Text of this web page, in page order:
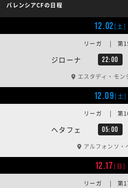
バレンシアCFの日程
12.02[土]
ジローナ 22:00
リーガ | 第
エスタディ・モン
12.09[土]
ヘタフェ 05:00
リーガ | 第
アルフォンソ・
12.17[日]
リーガ | 第